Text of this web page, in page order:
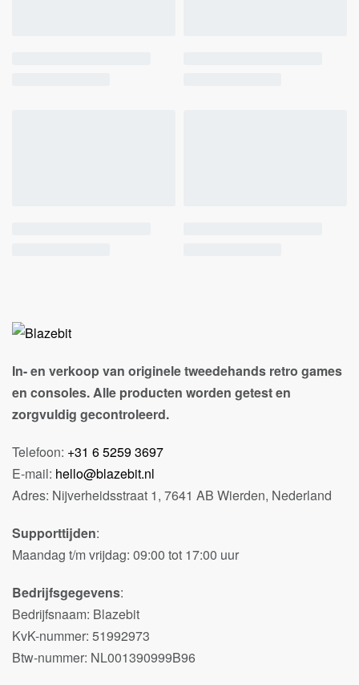
In- en verkoop van originele tweedehands retro games
en consoles. Alle producten worden getest en
zorgvuldig gecontroleerd.
Telefoon: +31 6 5259 3697
E-mail: hello@blazebit.nl
Adres: Nijverheidsstraat 1, 7641 AB Wierden, Nederland
Supporttijden:
Maandag t/m vrijdag: 09:00 tot 17:00 uur
Bedrijfsgegevens:
Bedrijfsnaam: Blazebit
KvK-nummer: 51992973
Btw-nummer: NL001390999B96